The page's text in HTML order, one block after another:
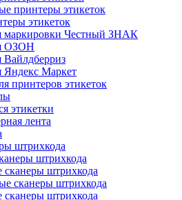
принтеры этикеток
этикеток
маркировки Честный ЗНАК
ОЗОН
Яндекс Маркет
принтеров этикеток
этикетки
лента
штрихкода
штрихкода
сканеры штрихкода
сканеры штрихкода
сканеры штрихкода